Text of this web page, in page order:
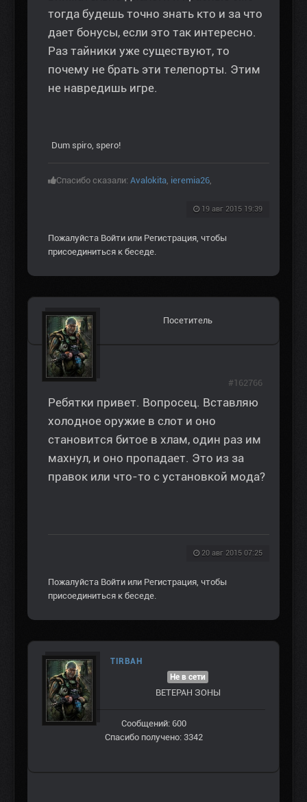
тогда будешь точно знать кто и за что
дает бонусы, если это так интересно.
Раз тайники уже существуют, то
почему не брать эти телепорты. Этим
не навредишь игре.
Dum spiro, spero!
Спасибо сказали: Avalokita, ieremia26,
19 авг 2015 19:39
Пожалуйста Войти или Регистрация, чтобы
присоединиться к беседе.
Посетитель
Ребятки привет. Вопросец. Вставляю
холодное оружие в слот и оно
становится битое в хлам, один раз им
махнул, и оно пропадает. Это из за
правок или что-то с установкой мода?
20 авг 2015 07:25
#162766
Пожалуйста Войти или Регистрация, чтобы
присоединиться к беседе.
TIRBAH
Не в сети
ВЕТЕРАН ЗOНЫ
Сообщений: 600
Спасибо получено: 3342